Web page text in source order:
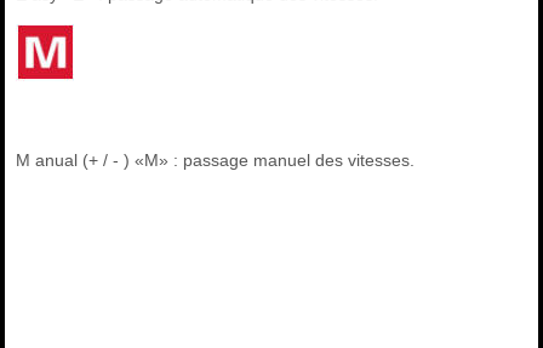
M anual (+ / - ) «M» : passage manuel des vitesses.